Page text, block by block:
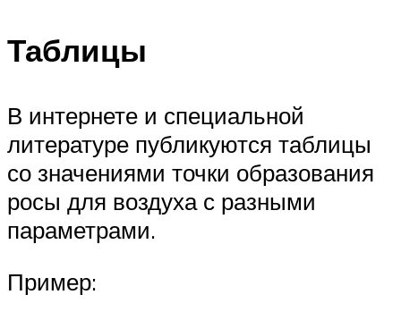
Таблицы
В интернете и специальной
литературе публикуются таблицы
со значениями точки образования
росы для воздуха с разными
параметрами.
Пример: